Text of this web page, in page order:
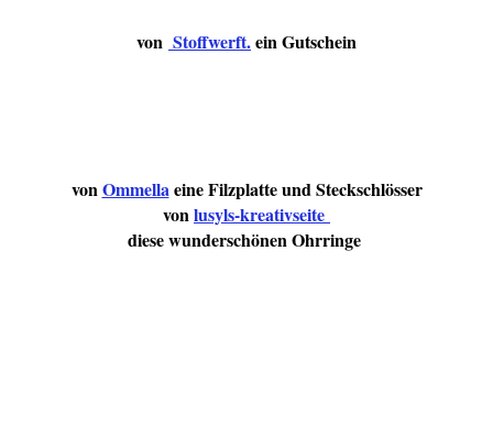
von Stoffwerft.ein Gutschein
vonOmmellaeine Filzplatte und Steckschlösser
vonlusyls-kreativseite
diese wunderschönen Ohrringe